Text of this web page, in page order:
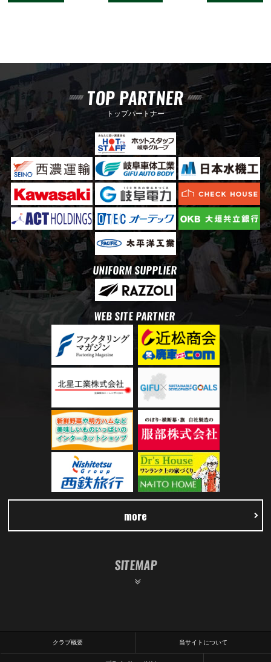
TOP PARTNER
トップパートナー
UNIFORM SUPPLIER
WEB SITE PARTNER
more
SITEMAP
クラブ概要 当サイトについて